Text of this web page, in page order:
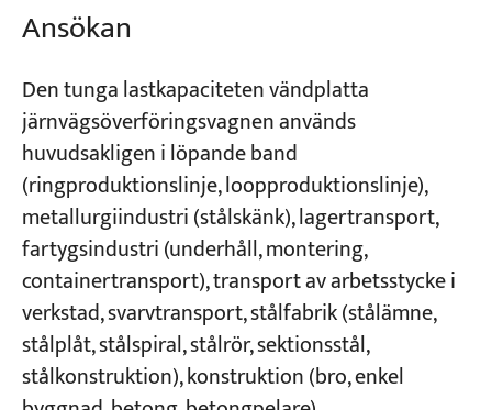
Ansökan
Den tunga lastkapaciteten vändplatta
järnvägsöverföringsvagnen används
huvudsakligen i löpande band
(ringproduktionslinje, loopproduktionslinje),
metallurgiindustri (stålskänk), lagertransport,
fartygsindustri (underhåll, montering,
containertransport), transport av arbetsstycke i
verkstad, svarvtransport, stålfabrik (stålämne,
stålplåt, stålspiral, stålrör, sektionsstål,
stålkonstruktion), konstruktion (bro, enkel